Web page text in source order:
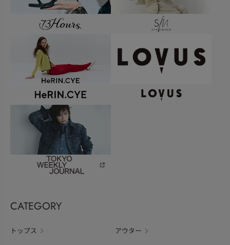
CATEGORY
トップス アウター